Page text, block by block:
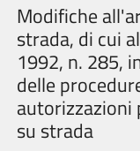
Modifiche
strada, di cui
1992, n. 285,
delle
autorizzazioni
su strada